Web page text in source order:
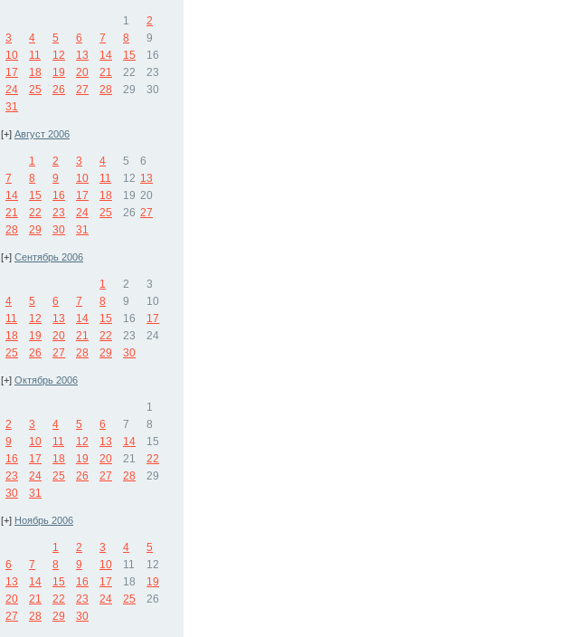
1
2
3
4 5 6 7 8
9
10
11 12 13 14 15
16
17
18 19 20 21 22
23
24
25 26 27 28 29
30
31
[+] Август 2006
1 2 3 4 5
6
7
8 9 10 11 12 13
14
15 16 17 18 19 20
21
22 23 24 25 26 27
28
29 30 31
[+] Сентябрь 2006
1 2
3
4
5 6 7 8 9
10
11
12 13 14 15 16
17
18
19 20 21 22 23
24
25
26 27 28 29 30
[+] Октябрь 2006
1
2
3 4 5 6 7
8
9
10 11 12 13 14
15
16
17 18 19 20 21
22
23
24 25 26 27 28
29
30
31
[+] Ноябрь 2006
1 2 3 4
5
6
7 8 9 10 11
12
13
14 15 16 17 18
19
20
21 22 23 24 25
26
27
28 29 30